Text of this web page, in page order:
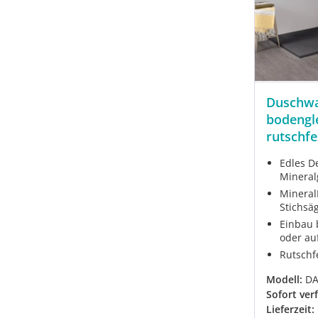
Edles
Einbau
oder
Modell:
Sofort
Lieferzeit: